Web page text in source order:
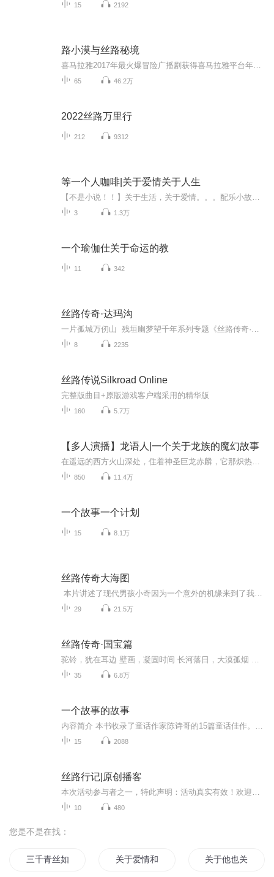
15 2192
路小漠与丝路秘境
65 46.2万
2022丝路万里行
212 9312
等一个人咖啡|关于爱情关于人生
3 1.3万
一个瑜伽仕关于命运的教
11 342
丝路传奇·达玛沟
8 2235
丝路传说Silkroad Online
完整版曲目+原版游戏客户端采用的精华版
160 5.7万
【多人演播】龙语人|一个关于龙族的魔幻故事
850 11.4万
一个故事一个计划
15 8.1万
丝路传奇大海图
29 21.5万
丝路传奇·国宝篇
35 6.8万
一个故事的故事
15 2088
丝路行记|原创播客
10 480
您是不是在找：
三千青丝如云兮 关于爱情和几个故事 关于他也关于我